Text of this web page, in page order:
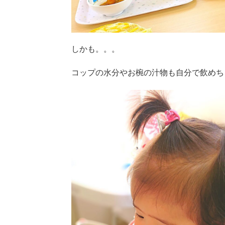
しかも。。。
コップの水分やお椀の汁物も自分で飲め